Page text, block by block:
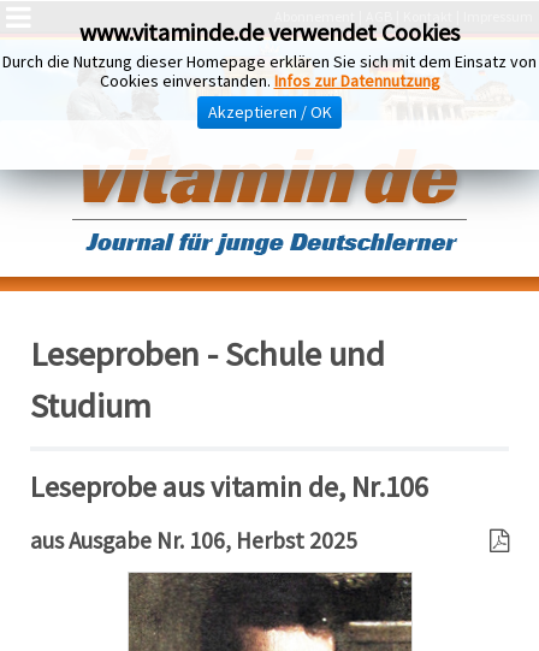
Leseproben - Schule und
Studium
Leseprobe aus vitamin de, Nr.106
aus Ausgabe Nr. 106, Herbst 2025
www.vitaminde.de verwendet Cookies
Durch die Nutzung dieser Homepage erklären Sie sich mit dem Einsatz von
Cookies einverstanden. Infos zur Datennutzung
Akzeptieren / OK